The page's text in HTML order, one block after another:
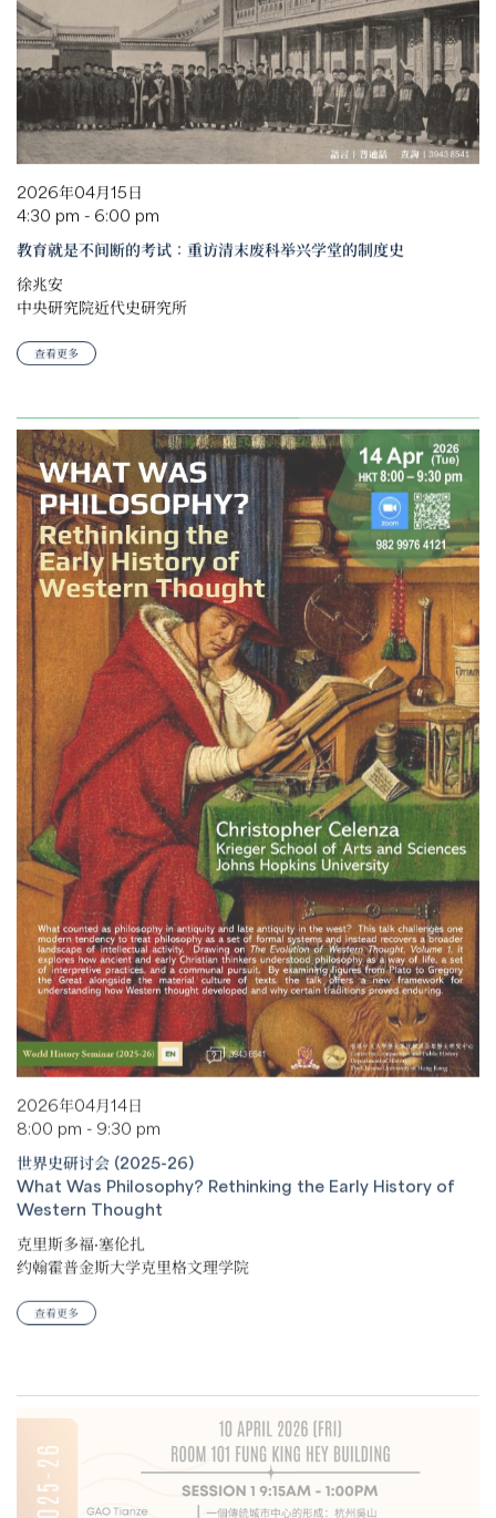
2026年04月15日
4:30 pm - 6:00 pm
教育就是不间断的考试：重访清末废科举兴学堂的制度史
徐兆安
中央研究院近代史研究所
查看更多
2026年04月14日
8:00 pm - 9:30 pm
世界史研讨会 (2025-26)
What Was Philosophy? Rethinking the Early History of
Western Thought
克里斯多福·塞伦扎
约翰霍普金斯大学克里格文理学院
查看更多